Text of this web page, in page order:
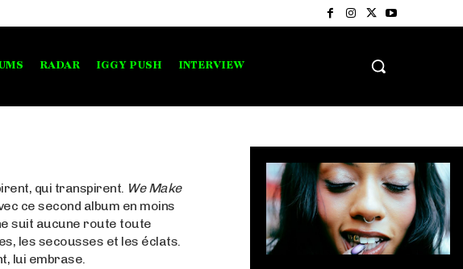
RADAR IGGY PUSH INTERVIEW
qui transpirent. We Make
ce second album en moins
suit aucune route toute
les secousses et les éclats.
lui embrase.